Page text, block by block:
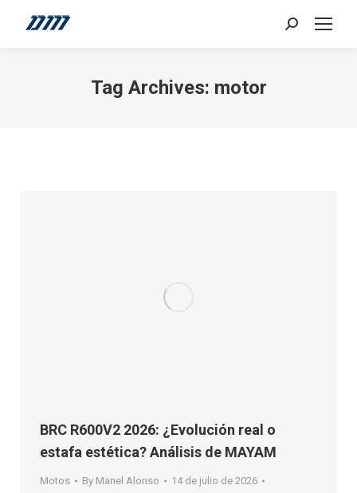
Search:
Tag Archives: motor
BRC R600V2 2026: ¿Evolución real o
estafa estética? Análisis de MAYAM
Motos By Manel Alonso
14 de julio de 2026